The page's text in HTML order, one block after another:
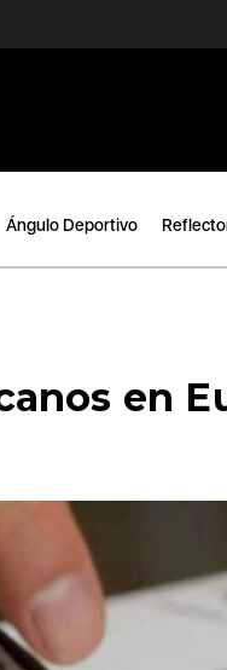
Ángulo Deportivo
en